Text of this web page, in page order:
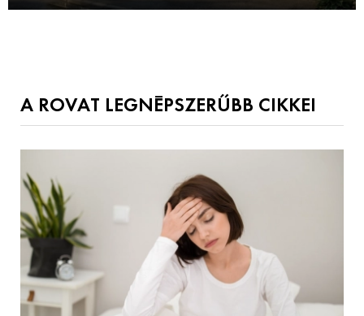
A ROVAT LEGNÉPSZERŰBB CIKKEI